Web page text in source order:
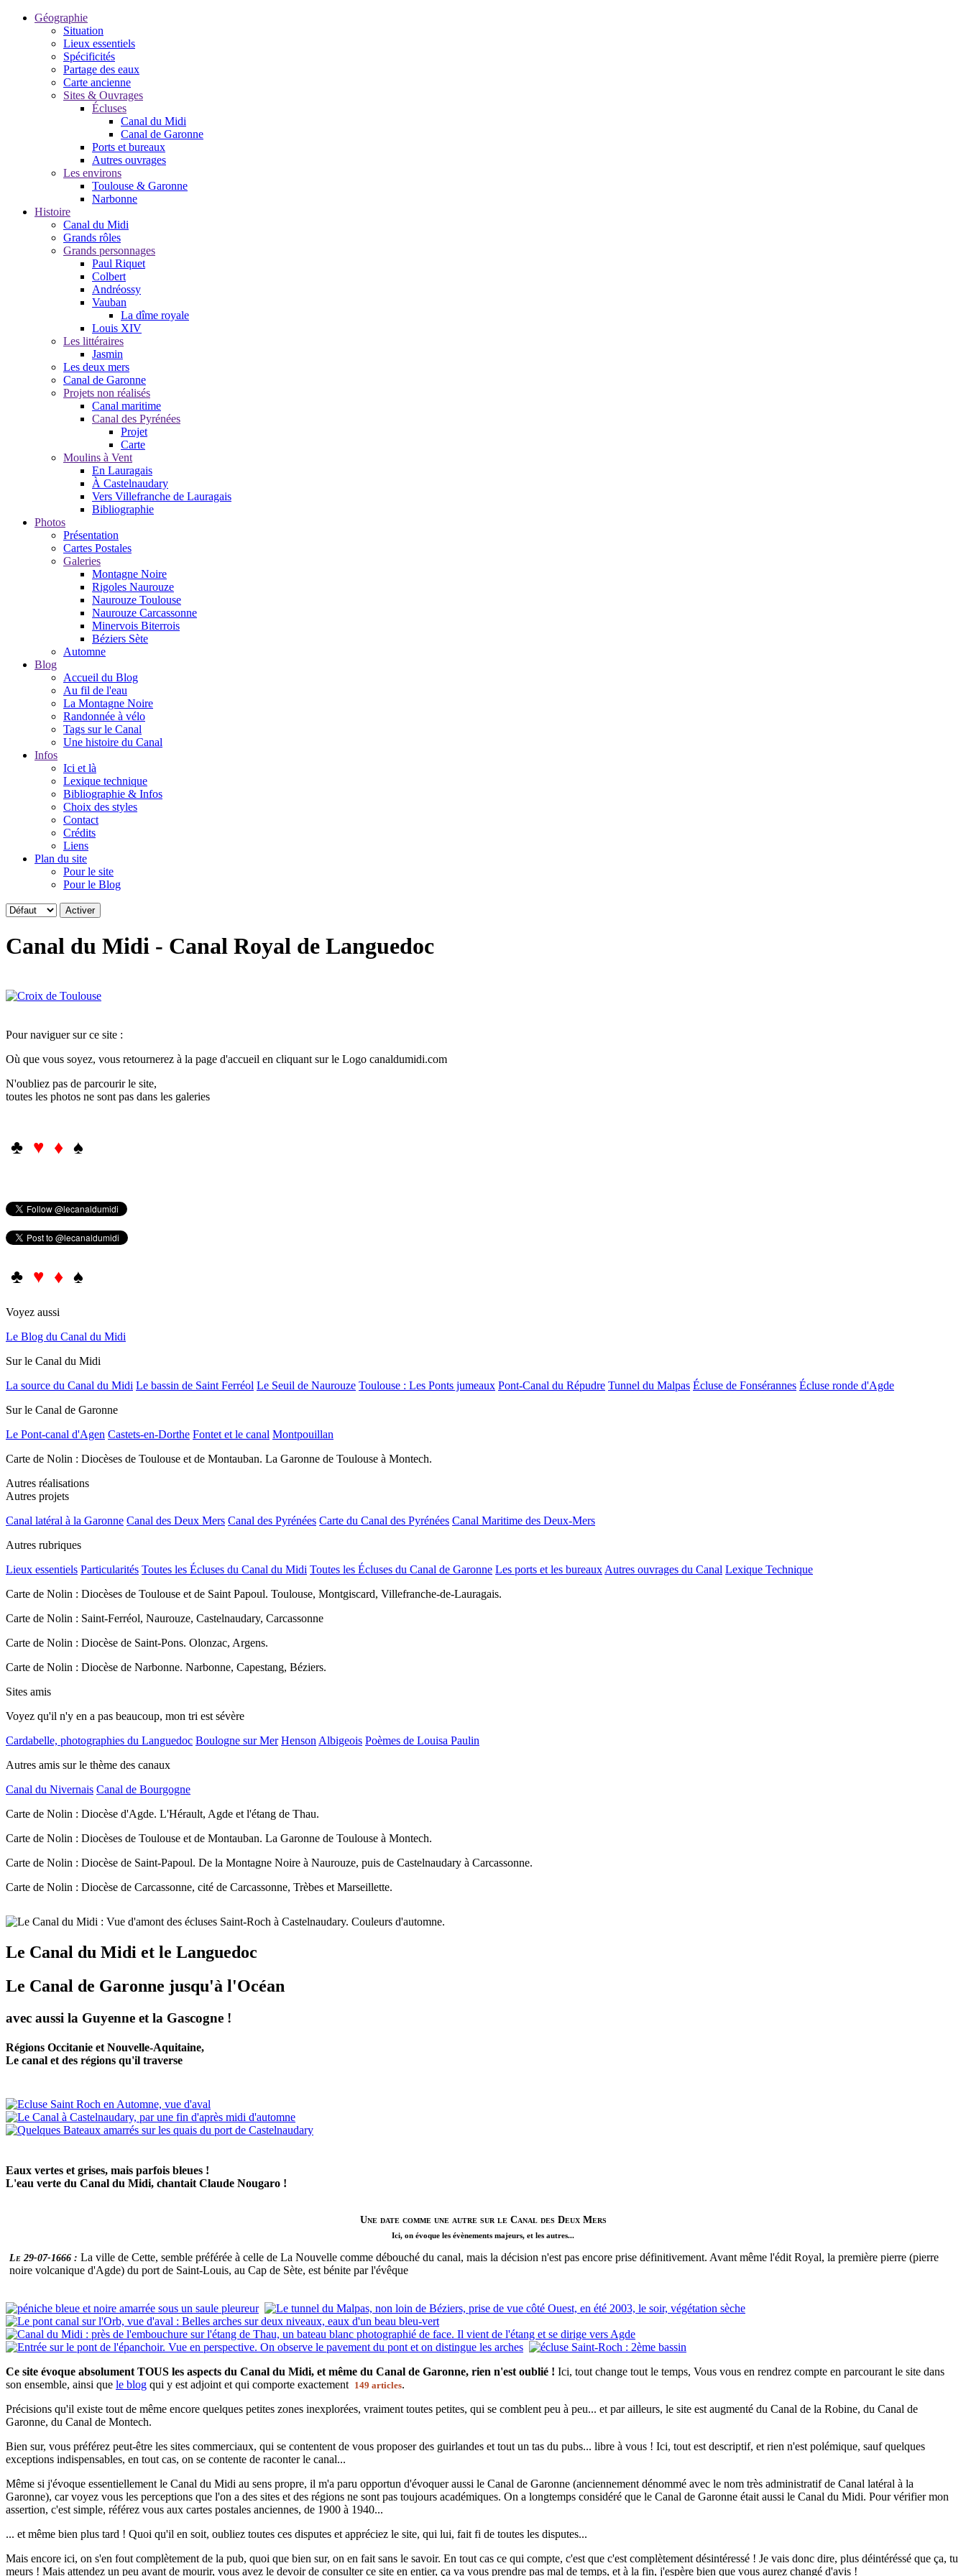
Géographie
Situation
Lieux essentiels
Spécificités
Partage des eaux
Carte ancienne
Sites & Ouvrages
Écluses
Canal du Midi
Canal de Garonne
Ports et bureaux
Autres ouvrages
Les environs
Toulouse & Garonne
Narbonne
Histoire
Canal du Midi
Grands rôles
Grands personnages
Paul Riquet
Colbert
Andréossy
Vauban
La dîme royale
Louis XIV
Les littéraires
Jasmin
Les deux mers
Canal de Garonne
Projets non réalisés
Canal maritime
Canal des Pyrénées
Projet
Carte
Moulins à Vent
En Lauragais
À Castelnaudary
Vers Villefranche de Lauragais
Bibliographie
Photos
Présentation
Cartes Postales
Galeries
Montagne Noire
Rigoles Naurouze
Naurouze Toulouse
Naurouze Carcassonne
Minervois Biterrois
Béziers Sète
Automne
Blog
Accueil du Blog
Au fil de l'eau
La Montagne Noire
Randonnée à vélo
Tags sur le Canal
Une histoire du Canal
Infos
Ici et là
Lexique technique
Bibliographie & Infos
Choix des styles
Contact
Crédits
Liens
Plan du site
Pour le site
Pour le Blog
Canal du Midi - Canal Royal de Languedoc
Pour naviguer sur ce site :
Où que vous soyez, vous retournerez à la page d'accueil en cliquant sur le Logo canaldumidi.com
N'oubliez pas de parcourir le site,
toutes les photos ne sont pas dans les galeries
♣ ♥ ♦ ♠
♣ ♥ ♦ ♠
Voyez aussi
Le Blog du Canal du Midi
Sur le Canal du Midi
La source du Canal du Midi Le bassin de Saint Ferréol Le Seuil de Naurouze Toulouse : Les Ponts jumeaux Pont-Canal du Répudre Tunnel du Malpas Écluse de Fonsérannes Écluse ronde d'Agde
Sur le Canal de Garonne
Le Pont-canal d'Agen Castets-en-Dorthe Fontet et le canal Montpouillan
Carte de Nolin : Diocèses de Toulouse et de Montauban. La Garonne de Toulouse à Montech.
Autres réalisations
Autres projets
Canal latéral à la Garonne Canal des Deux Mers Canal des Pyrénées Carte du Canal des Pyrénées Canal Maritime des Deux-Mers
Autres rubriques
Lieux essentiels Particularités Toutes les Écluses du Canal du Midi Toutes les Écluses du Canal de Garonne Les ports et les bureaux Autres ouvrages du Canal Lexique Technique
Carte de Nolin : Diocèses de Toulouse et de Saint Papoul. Toulouse, Montgiscard, Villefranche-de-Lauragais.
Carte de Nolin : Saint-Ferréol, Naurouze, Castelnaudary, Carcassonne
Carte de Nolin : Diocèse de Saint-Pons. Olonzac, Argens.
Carte de Nolin : Diocèse de Narbonne. Narbonne, Capestang, Béziers.
Sites amis
Voyez qu'il n'y en a pas beaucoup, mon tri est sévère
Cardabelle, photographies du Languedoc Boulogne sur Mer Henson Albigeois Poèmes de Louisa Paulin
Autres amis sur le thème des canaux
Canal du Nivernais Canal de Bourgogne
Carte de Nolin : Diocèse d'Agde. L'Hérault, Agde et l'étang de Thau.
Carte de Nolin : Diocèses de Toulouse et de Montauban. La Garonne de Toulouse à Montech.
Carte de Nolin : Diocèse de Saint-Papoul. De la Montagne Noire à Naurouze, puis de Castelnaudary à Carcassonne.
Carte de Nolin : Diocèse de Carcassonne, cité de Carcassonne, Trèbes et Marseillette.
Le Canal du Midi et le Languedoc
Le Canal de Garonne jusqu'à l'Océan
avec aussi la Guyenne et la Gascogne !
Régions Occitanie et Nouvelle-Aquitaine,
Le canal et des régions qu'il traverse
Eaux vertes et grises, mais parfois bleues !
L'eau verte du Canal du Midi, chantait Claude Nougaro !
Une date comme une autre sur le Canal des Deux Mers
Ici, on évoque les évènements majeurs, et les autres...
Le 29-07-1666 : La ville de Cette, semble préférée à celle de La Nouvelle comme débouché du canal, mais la décision n'est pas encore prise définitivement. Avant même l'édit Royal, la première pierre (pierre
noire volcanique d'Agde) du port de Saint-Louis, au Cap de Sète, est bénite par l'évêque
Ce site évoque absolument TOUS les aspects du Canal du Midi, et même du Canal de Garonne, rien n'est oublié ! Ici, tout change tout le temps, Vous vous en rendrez compte en parcourant le site dans
son ensemble, ainsi que le blog qui y est adjoint et qui comporte exactement 149 articles.
Précisions qu'il existe tout de même encore quelques petites zones inexplorées, vraiment toutes petites, qui se comblent peu à peu... et par ailleurs, le site est augmenté du Canal de la Robine, du Canal de
Garonne, du Canal de Montech.
Bien sur, vous préférez peut-être les sites commerciaux, qui se contentent de vous proposer des guirlandes et tout un tas du pubs... libre à vous ! Ici, tout est descriptif, et rien n'est polémique, sauf quelques
exceptions indispensables, en tout cas, on se contente de raconter le canal...
Même si j'évoque essentiellement le Canal du Midi au sens propre, il m'a paru opportun d'évoquer aussi le Canal de Garonne (anciennement dénommé avec le nom très administratif de Canal latéral à la
Garonne), car voyez vous les perceptions que l'on a des sites et des régions ne sont pas toujours académiques. On a longtemps considéré que le Canal de Garonne était aussi le Canal du Midi. Pour vérifier mon
assertion, c'est simple, référez vous aux cartes postales anciennes, de 1900 à 1940...
... et même bien plus tard ! Quoi qu'il en soit, oubliez toutes ces disputes et appréciez le site, qui lui, fait fi de toutes les disputes...
Mais encore ici, on s'en fout complètement de la pub, quoi que bien sur, on en fait sans le savoir. En tout cas ce qui compte, c'est que c'est complètement désintéressé ! Je vais donc dire, plus déintéréssé que ça, tu
meurs ! Mais attendez un peu avant de mourir, vous avez le devoir de consulter ce site en entier, ça va vous prendre pas mal de temps, et à la fin, j'espère bien que vous aurez changé d'avis !